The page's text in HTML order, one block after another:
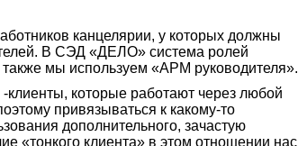
канцелярии, у которых должны
В СЭД «ДЕЛО» система ролей
также мы используем «АРМ руководителя».
-клиенты, которые работают через любой
привязываться к какому-то
дополнительного, зачастую
«тонкого клиента» в этом отношении нас